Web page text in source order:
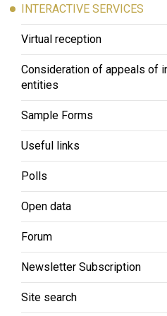
Keywords:
График приема граждан
Link to the
-
Phone: -
E-mail: -
Site:humocard.uz
Link to open data:
XML:/en/about/
CSV:
Data format:
XML, CSV
Date of first
data set:
02/22/2019
Date of last
INTERACTIVE SERVICES
Virtual reception
Consideration of appeals of
entities
Sample Forms
Useful links
Polls
Open data
Forum
Newsletter Subscription
Site search